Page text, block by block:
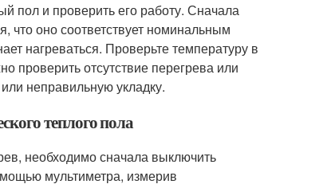
пол и проверить его работу. Сначала
что оно соответствует номинальным
нагреваться. Проверьте температуру в
проверить отсутствие перегрева или
неправильную укладку.
теплого пола
необходимо сначала выключить
мультиметра, измерив